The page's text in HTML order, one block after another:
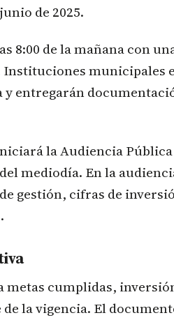
de 2025.
8:00 de la mañana con
Instituciones
y entregarán
la Audiencia
mediodía. En la
gestión, cifras de
cumplidas,
la vigencia. El